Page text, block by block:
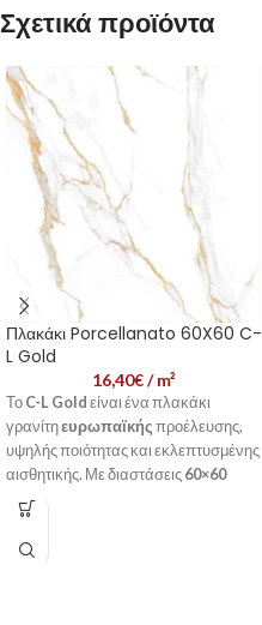
Σχετικά προϊόντα
Πλακάκι Porcellanato 60X60 C-
L Gold
16,40€/ m²
Το C-L Gold είναι ένα πλακάκι
γρανίτηευρωπαϊκής προέλευσης,
υψηλής ποιότητας και εκλεπτυσμένης
αισθητικής. Με διαστάσεις 60×60
cmκαι λευκό χρώμα, προσδίδει στυλ
και κομψότητα σε κάθε χώρο,
εσωτερικό ή εξωτερικό.